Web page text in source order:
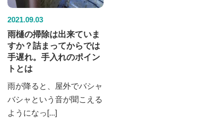
2021.09.03
雨樋の掃除は出来ていま
すか？詰まってからでは
手遅れ。手入れのポイン
トとは
雨が降ると、屋外でバシャ
バシャという音が聞こえる
ようになっ[...]